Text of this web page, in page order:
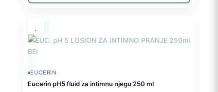
EUCERIN
Eucerin pH5 fluid za intimnu njegu 250 ml